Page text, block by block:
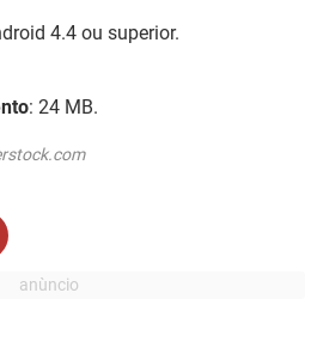
4.4 ou superior.
: 24 MB.